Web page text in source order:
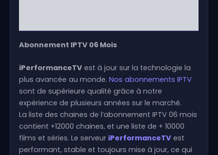
Abonnement IPTV 06 Mois
iPerformanceTV est à jour sur la technologie la
plus avancée au monde.Nos abonnements IPTV
sont de supérieure qualité grâce à notre
expérience de plusieurs années sur le marché.
La liste des chaines de l’abonnement IPTV 06 mois
contient +12000 chaines, et une liste de + 10000
films et séries. Le serveur iPerformanceTV est
performant, stable et toujours mise à jour, ce qui